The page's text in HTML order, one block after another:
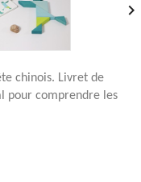

chinois. Livret de
pour comprendre les